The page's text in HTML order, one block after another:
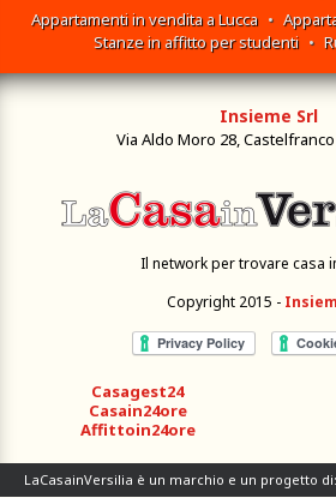
Appartamenti in vendita a Lucca •
Stanze in affitto per studenti •
Insieme Srl
Via Aldo Moro 28,
Il network per trovare casa
Copyright 2015 -
Casagest24
Casain24ore
Affittoin24ore
LaCasainVersilia è un marchio e un progetto